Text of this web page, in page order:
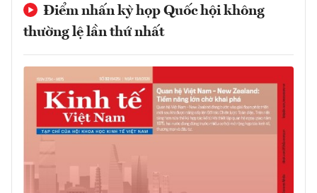
Điểm nhấn kỳ họp Quốc hội không
thường lệ lần thứ nhất